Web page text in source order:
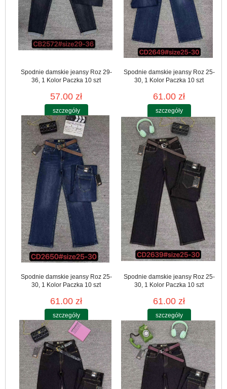
Spodnie damskie jeansy Roz 29-
36, 1 Kolor Paczka 10 szt
57.00 zł
szczegóły
Spodnie damskie jeansy Roz 25-
30, 1 Kolor Paczka 10 szt
61.00 zł
szczegóły
Spodnie damskie jeansy Roz 25-
30, 1 Kolor Paczka 10 szt
61.00 zł
szczegóły
Spodnie damskie jeansy Roz 25-
30, 1 Kolor Paczka 10 szt
61.00 zł
szczegóły